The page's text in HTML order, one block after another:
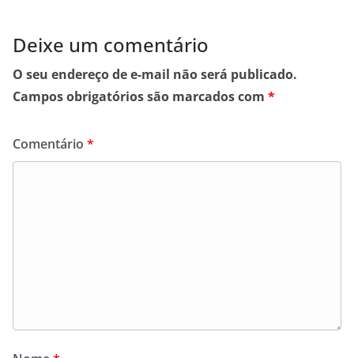
Deixe um comentário
O seu endereço de e-mail não será publicado.
Campos obrigatórios são marcados com *
Comentário *